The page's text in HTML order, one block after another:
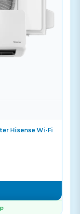
Hisense Wi-Fi